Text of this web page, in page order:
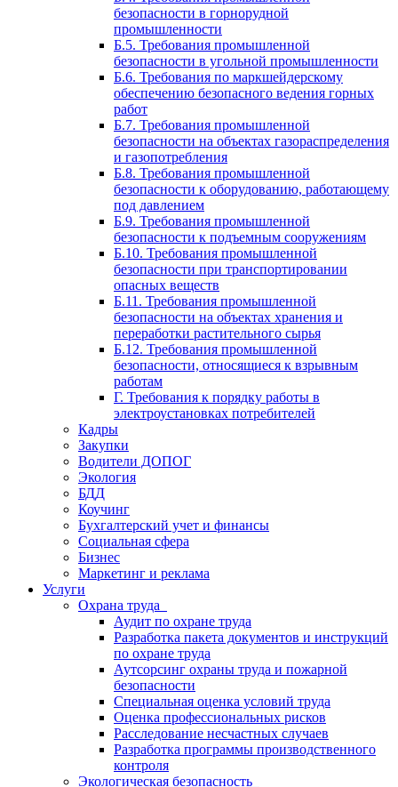
безопасности в горнорудной
промышленности
Б.5. Требования промышленной
безопасности в угольной промышленности
Б.6. Требования по маркшейдерскому
обеспечению безопасного ведения горных
работ
Б.7. Требования промышленной
безопасности на объектах газораспределения
и газопотребления
Б.8. Требования промышленной
безопасности к оборудованию, работающему
под давлением
Б.9. Требования промышленной
безопасности к подъемным сооружениям
Б.10. Требования промышленной
безопасности при транспортировании
опасных веществ
Б.11. Требования промышленной
безопасности на объектах хранения и
переработки растительного сырья
Б.12. Требования промышленной
безопасности, относящиеся к взрывным
работам
Г. Требования к порядку работы в
электроустановках потребителей
Кадры
Закупки
Водители ДОПОГ
Экология
БДД
Коучинг
Бухгалтерский учет и финансы
Социальная сфера
Бизнес
Маркетинг и реклама
Услуги
Охрана труда
Аудит по охране труда
Разработка пакета документов и инструкций
по охране труда
Аутсорсинг охраны труда и пожарной
безопасности
Специальная оценка условий труда
Оценка профессиональных рисков
Расследование несчастных случаев
Разработка программы производственного
контроля
Экологическая безопасность